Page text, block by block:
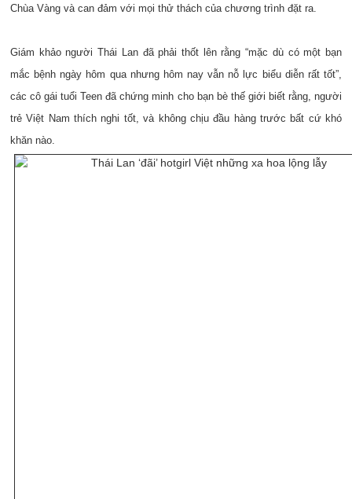
Chùa Vàng và can đảm với mọi thử thách của chương trình đặt ra.
Giám khảo người Thái Lan đã phải thốt lên rằng “mặc dù có một bạn
mắc bệnh ngày hôm qua nhưng hôm nay vẫn nỗ lực biểu diễn rất tốt”,
các cô gái tuổi Teen đã chứng minh cho bạn bè thế giới biết rằng, người
trẻ Việt Nam thích nghi tốt, và không chịu đầu hàng trước bất cứ khó
khăn nào.